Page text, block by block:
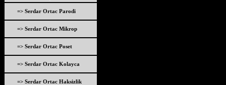
=> Serdar Ortac Parodi
=> Serdar Ortac Mikrop
=> Serdar Ortac Poset
=> Serdar Ortac Kolayca
=> Serdar Ortac Haksizlik